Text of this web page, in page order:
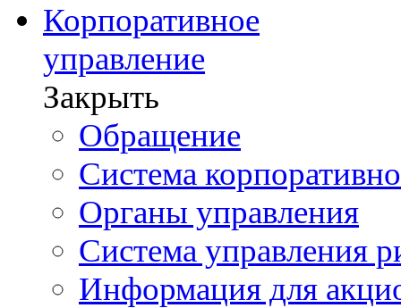
Корпоративное
управление
Закрыть
Обращение
Система
Органы управления
Система управления
Информация для